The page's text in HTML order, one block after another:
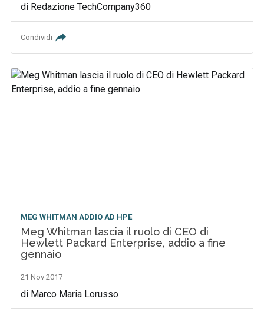
di Redazione TechCompany360
Condividi
MEG WHITMAN ADDIO AD HPE
Meg Whitman lascia il ruolo di CEO di
Hewlett Packard Enterprise, addio a fine
gennaio
21 Nov 2017
di Marco Maria Lorusso